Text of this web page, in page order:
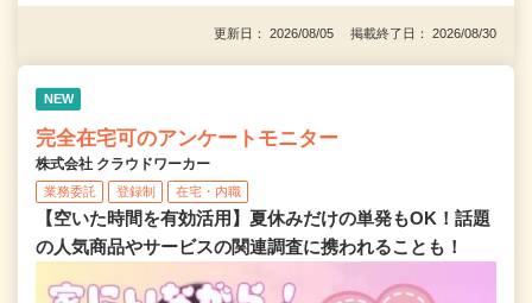
更新日： 2026/08/05 掲載終了日： 2026/08/30
NEW
完全在宅可のアンケートモニター
株式会社 クラウドワーカー
業務委託 登録制 在宅・内職
【空いた時間を有効活用】夏休みだけの単発もOK！話題
の人気商品やサービスの関連調査に携われることも！